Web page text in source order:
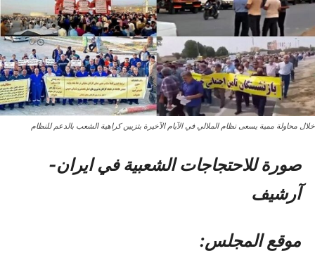
خلال محاولة ممیة یسعی نظام الملالي في الآیام الآخیرة بتزيين كراهية الشعب بالدعم للنظام
صورة للاحتجاجات الشعبیة في ایران-
آرشیف
موقع المجلس: